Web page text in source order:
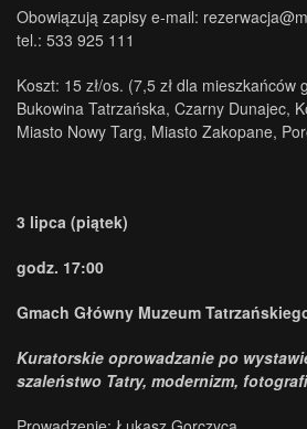
Obowiązują zapisy e-mail:
tel.: 533 925 111
Koszt: 15 zł/os. (7,5 zł dla mieszkańców
Bukowina Tatrzańska, Czarny Dunajec,
Miasto Nowy Targ, Miasto Zakopane,
3 lipca (piątek)
godz. 17:00
Gmach Główny Muzeum
Kuratorskie oprowadzanie po
szaleństwo Tatry, modernizm,